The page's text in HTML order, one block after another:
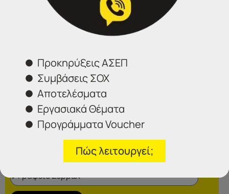
Φόρμα επικοινωνίας
Επιλέξτε το γραφείο που σας ενδιαφέρει
Προκηρύξεις ΑΣΕΠ
Συμβάσεις ΣΟΧ
Αποτελέσματα
Εργασιακά Θέματα
Προγράμματα Voucher
Πώς λειτουργεί;